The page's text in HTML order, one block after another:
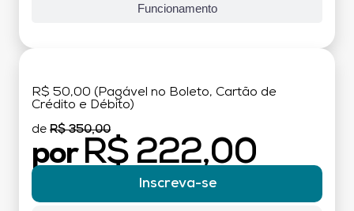
Funcionamento
R$ 50,00 (Pagável no Boleto, Cartão de
Crédito e Débito)
de R$ 350,00
por R$ 222,00
Inscreva-se